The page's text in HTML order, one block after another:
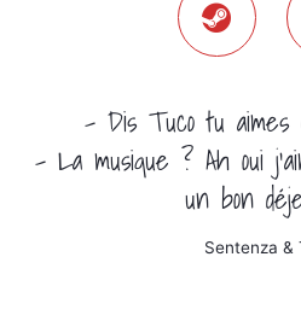
- Dis Tuco tu aimes
- La musique ? Ah oui
un bon
Sentenza &